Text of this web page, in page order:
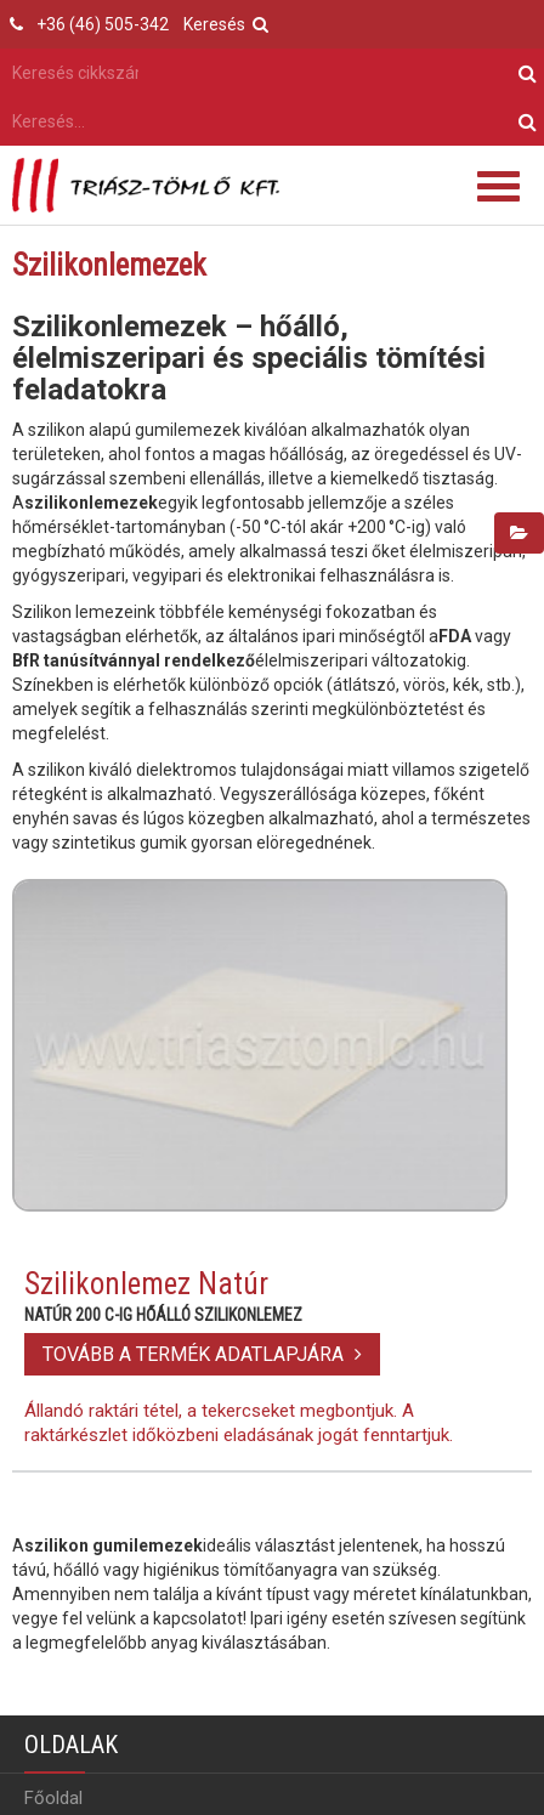
Keresés
+36 (46) 505-342
Szilikonlemezek
Szilikonlemezek – hőálló,
élelmiszeripari és speciális tömítési
feladatokra
A szilikon alapú gumilemezek kiválóan alkalmazhatók olyan
területeken, ahol fontos a magas hőállóság, az öregedéssel és UV-
sugárzással szembeni ellenállás, illetve a kiemelkedő tisztaság.
Aszilikonlemezekegyik legfontosabb jellemzője a széles
hőmérséklet-tartományban (-50 °C-tól akár +200 °C-ig) való
megbízható működés, amely alkalmassá teszi őket élelmiszeripari,
gyógyszeripari, vegyipari és elektronikai felhasználásra is.
Szilikon lemezeink többféle keménységi fokozatban és
vastagságban elérhetők, az általános ipari minőségtől a FDAvagy
BfR tanúsítvánnyal rendelkezőélelmiszeripari változatokig.
Színekben is elérhetők különböző opciók (átlátszó, vörös, kék, stb.),
amelyek segítik a felhasználás szerinti megkülönböztetést és
megfelelést.
A szilikon kiváló dielektromos tulajdonságai miatt villamos szigetelő
rétegként is alkalmazható. Vegyszerállósága közepes, főként
enyhén savas és lúgos közegben alkalmazható, ahol a természetes
vagy szintetikus gumik gyorsan elöregednének.
Szilikonlemez Natúr
NATÚR 200 C-IG HŐÁLLÓ SZILIKONLEMEZ
TOVÁBB A TERMÉK ADATLAPJÁRA
Állandó raktári tétel, a tekercseket megbontjuk. A
raktárkészlet időközbeni eladásának jogát fenntartjuk.
Aszilikon gumilemezekideális választást jelentenek, ha hosszú
távú, hőálló vagy higiénikus tömítőanyagra van szükség.
Amennyiben nem találja a kívánt típust vagy méretet kínálatunkban,
vegye fel velünk a kapcsolatot! Ipari igény esetén szívesen segítünk
a legmegfelelőbb anyag kiválasztásában.
OLDALAK
Főoldal